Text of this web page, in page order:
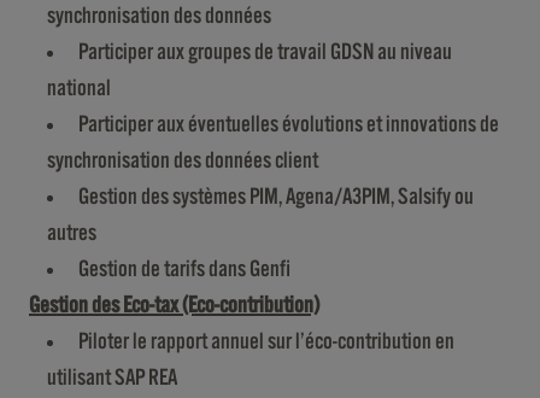
synchronisation des données
Participer aux groupes de travail GDSN au niveau
national
Participer aux éventuelles évolutions et innovations de
synchronisation des données client
Gestion des systèmes PIM, Agena/A3PIM, Salsify ou
autres
Gestion de tarifs dans Genfi
Gestion des Eco-tax (Eco-contribution)
Piloter le rapport annuel sur l’éco-contribution en
utilisant SAP REA